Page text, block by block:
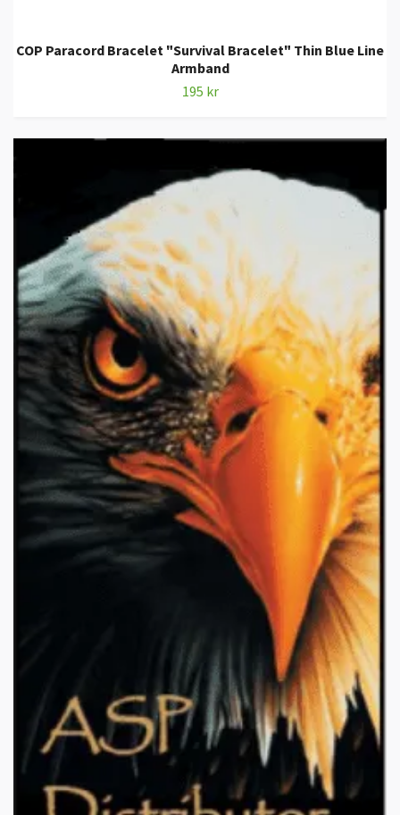
COP Paracord Bracelet "Survival Bracelet" Thin Blue Line
Armband
195 kr